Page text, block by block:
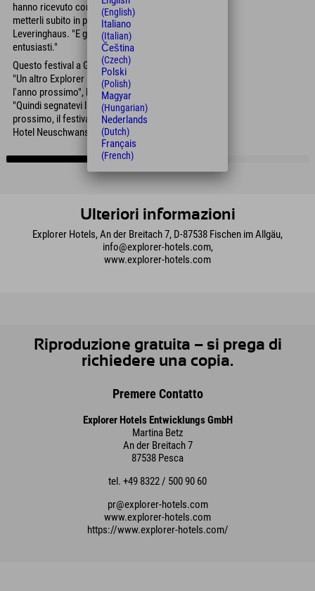
hanno ricevuto consigli, ma hanno anche potuto
metterli subito in pratica", ha sottolineato Katja
Leveringhaus. "E gli ospiti ne sono rimasti
entusiasti."
Questo festival a Garmisch è stato solo l'inizio.
"Un altro Explorer Hotels Eco Lounge si terrà
l'anno prossimo", ha sottolineato Leveringhaus.
"Quindi segnatevi la data: 23 aprile 2027. L'anno
prossimo, il festival si terrà presso l'Explorer
Hotel Neuschwanstein."
Ulteriori informazioni
Explorer Hotels, An der Breitach 7, D-87538 Fischen im Allgäu,
info@explorer-hotels.com,
www.explorer-hotels.com
Riproduzione gratuita – si prega di
richiedere una copia.
Premere Contatto
Explorer Hotels Entwicklungs GmbH
Martina Betz
An der Breitach 7
87538 Pesca
tel. +49 8322 / 500 90 60
pr@explorer-hotels.com
www.explorer-hotels.com
https://www.explorer-hotels.com/
(English)
Italiano
(Italian)
Čeština
(Czech)
Polski
(Polish)
Magyar
(Hungarian)
Nederlands
(Dutch)
Français
(French)